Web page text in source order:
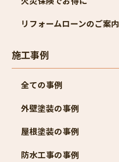
リフォームローンのご案内
施工事例
全ての事例
外壁塗装の事例
屋根塗装の事例
防水工事の事例